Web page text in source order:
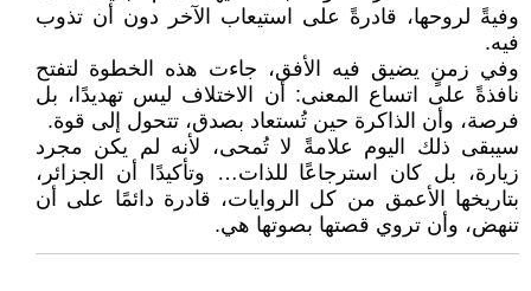
وفيةً لروحها، قادرةً على استيعاب الآخر دون أن تذوب
فيه.
وفي زمنٍ يضيق فيه الأفق، جاءت هذه الخطوة لتفتح
نافذةً على اتساع المعنى: أن الاختلاف ليس تهديدًا، بل
فرصة، وأن الذاكرة حين تُستعاد بصدق، تتحول إلى قوة.
سيبقى ذلك اليوم علامةً لا تُمحى، لأنه لم يكن مجرد
زيارة، بل كان استرجاعًا للذات… وتأكيدًا أن الجزائر،
بتاريخها الأعمق من كل الروايات، قادرة دائمًا على أن
تنهض، وأن تروي قصتها بصوتها هي.